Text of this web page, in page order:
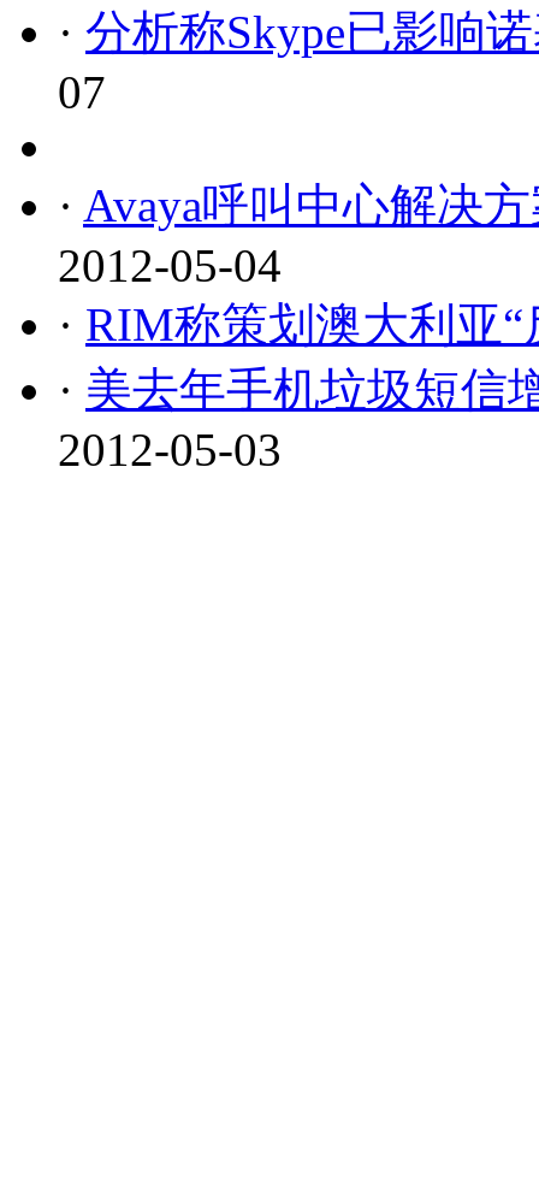
· 分析称Skype已影响
07
· Avaya呼叫中心解决
2012-05-04
· RIM称策划澳大利亚“
· 美去年手机垃圾短信
2012-05-03